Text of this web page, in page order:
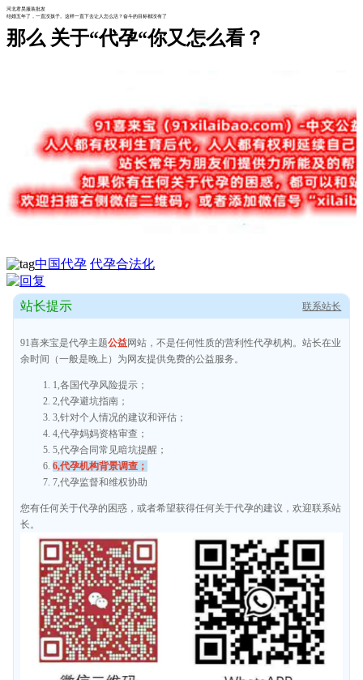
河北君昊服装批发
结婚五年了，一直没孩子。这样一直下去让人怎么活？奋斗的目标都没有了
那么 关于“代孕“你又怎么看？
中国代孕 代孕合法化
站长提示
91喜来宝是代孕主题公益网站，不是任何性质的营利性代孕机构。站长在业
余时间（一般是晚上）为网友提供免费的公益服务。
1,各国代孕风险提示；
2,代孕避坑指南；
3,针对个人情况的建议和评估；
4,代孕妈妈资格审查；
5,代孕合同常见暗坑提醒；
6,代孕机构背景调查；
7,代孕监督和维权协助
您有任何关于代孕的困惑，或者希望获得任何关于代孕的建议，欢迎联系站
长。
联系站长